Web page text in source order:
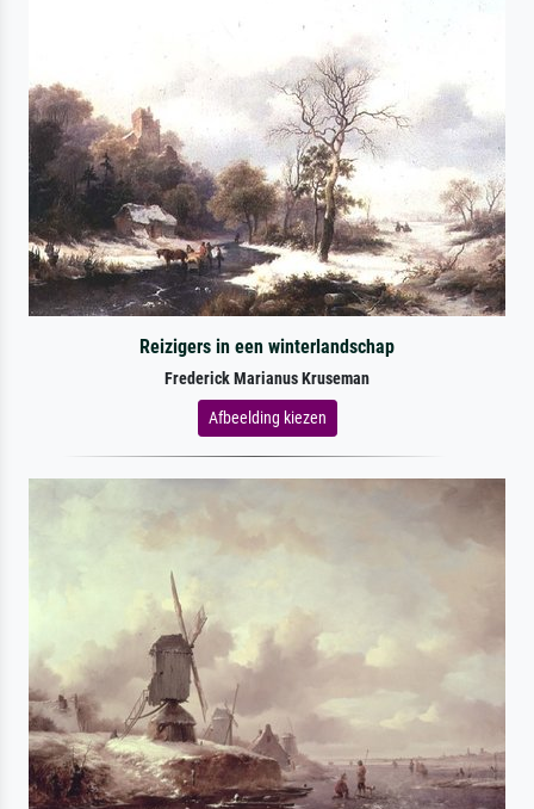
Reizigers in een winterlandschap
Frederick Marianus Kruseman
Afbeelding kiezen